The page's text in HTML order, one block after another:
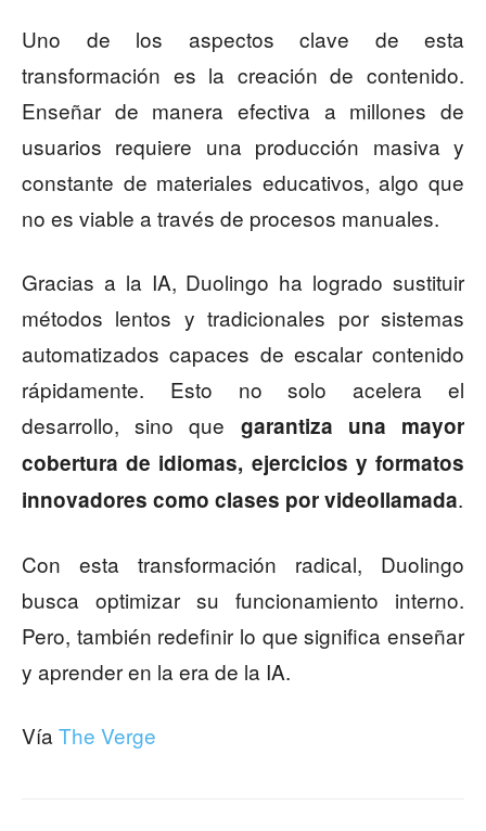
Uno de los aspectos clave de esta
transformación es la creación de contenido.
Enseñar de manera efectiva a millones de
usuarios requiere una producción masiva y
constante de materiales educativos, algo que
no es viable a través de procesos manuales.
Gracias a la IA, Duolingo ha logrado sustituir
métodos lentos y tradicionales por sistemas
automatizados capaces de escalar contenido
rápidamente. Esto no solo acelera el
desarrollo, sino que garantiza una mayor
cobertura de idiomas, ejercicios y formatos
innovadores como clases por videollamada.
Con esta transformación radical, Duolingo
busca optimizar su funcionamiento interno.
Pero, también redefinir lo que significa enseñar
y aprender en la era de la IA.
Vía The Verge